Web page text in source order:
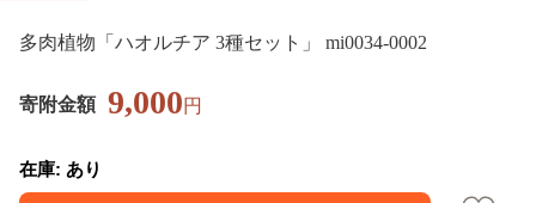
多肉植物「ハオルチア 3種セット」 mi0034-0002
寄附金額 9,000円
在庫: あり